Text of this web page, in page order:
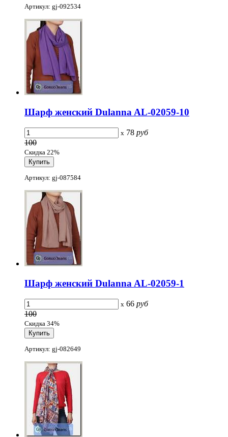
Артикул: gj-092534
Шарф женский Dulanna AL-02059-10
x 78 руб
100
Скидка 22%
Артикул: gj-087584
Шарф женский Dulanna AL-02059-1
x 66 руб
100
Скидка 34%
Артикул: gj-082649